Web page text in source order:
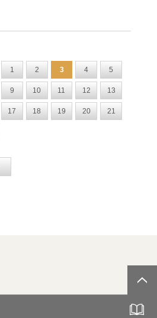
1 2 3 4 5
9 10 11 12 13
17 18 19 20 21